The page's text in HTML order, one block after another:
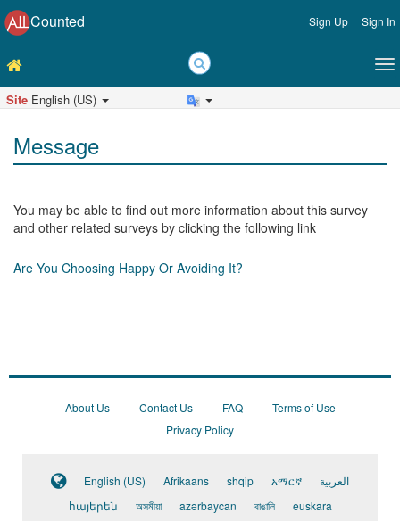
Counted Sign Up Sign In
Site English (US)
Message
You may be able to find out more information about this survey
and other related surveys by clicking the following link
Are You Choosing Happy Or Avoiding It?
About Us Contact Us FAQ
Terms of Use
Privacy Policy
English (US) Afrikaans shqip አማርኛ
العربية
հայերեն
অসমীয়া azərbaycan বাঙালি
euskara